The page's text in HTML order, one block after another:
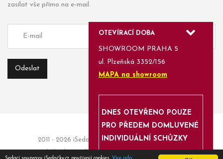
zasílat vše přímo na e-mail.
2011 - 2026 iSedačky.cz | Informace a objednávky:
OTEVÍRACÍ DOBA
SHOWROOM PRAHA 5
ul. Plzeňská 3352/156
MAPA na showroom
DNES OTEVŘENO POUZE
PRO PŘEDEM DOMLUVENÉ
INDIVIDUÁLNÍ SCHŮZKY